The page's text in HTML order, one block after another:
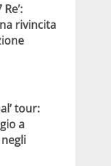
rivincita
tour:
a